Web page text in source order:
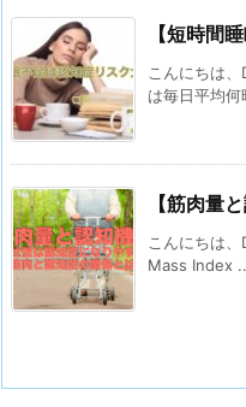
【短時間
こんにちは
は毎日平均
【筋肉量
こんにちは
Mass Index